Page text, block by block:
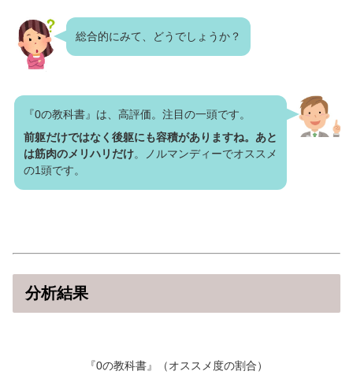
総合的にみて、どうでしょうか？
『0の教科書』は、高評価。注目の一頭です。
前躯だけではなく後躯にも容積がありますね。あと
は筋肉のメリハリだけ。ノルマンディーでオススメ
の1頭です。
分析結果
『0の教科書』（オススメ度の割合）